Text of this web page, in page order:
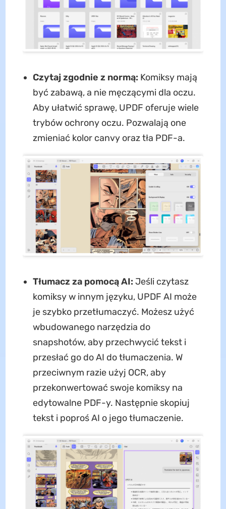
Czytaj zgodnie z normą: Komiksy mają
być zabawą, a nie męczącymi dla oczu.
Aby ułatwić sprawę, UPDF oferuje wiele
trybów ochrony oczu. Pozwalają one
zmieniać kolor canvy oraz tła PDF-a.
Tłumacz za pomocą AI: Jeśli czytasz
komiksy w innym języku, UPDF AI może
je szybko przetłumaczyć. Możesz użyć
wbudowanego narzędzia do
snapshotów, aby przechwycić tekst i
przesłać go do AI do tłumaczenia. W
przeciwnym razie użyj OCR, aby
przekonwertować swoje komiksy na
edytowalne PDF-y. Następnie skopiuj
tekst i poproś AI o jego tłumaczenie.